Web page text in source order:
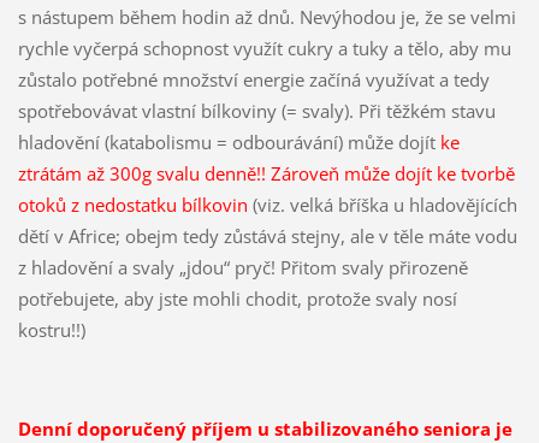
s nástupem během hodin až dnů. Nevýhodou je, že se velmi
rychle vyčerpá schopnost využít cukry a tuky a tělo, aby mu
zůstalo potřebné množství energie začíná využívat a tedy
spotřebovávat vlastní bílkoviny (= svaly). Při těžkém stavu
hladovění (katabolismu = odbourávání) může dojítke
ztrátám až 300g svalu denně!! Zároveň může dojít ke tvorbě
otoků z nedostatku bílkovin (viz. velká bříška u hladovějících
dětí v Africe; obejm tedy zůstává stejny, ale v těle máte vodu
z hladovění a svaly „jdou“ pryč! Přitom svaly přirozeně
potřebujete, aby jste mohli chodit, protože svaly nosí
kostru!!)
Denní doporučený příjem u stabilizovaného seniora je